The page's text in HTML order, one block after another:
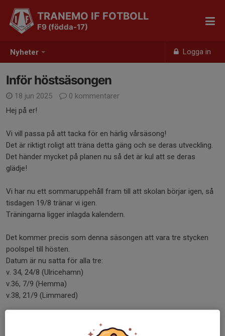
Nyheter Logga in
TRANEMO IF FOTBOLL
F9 (födda-17)
Inför höstsäsongen
18 jun 2025
0 kommentarer
Hej på er!
Vi vill passa på att tacka för en härlig vårsäsong!
Det är riktigt roligt att träna detta gäng och se deras utveckling.
Det händer mycket på planen nu så det är kul att se deras
glädje!
Vi har nu ett sommaruppehåll fram till att skolan börjar igen, så
tisdagen 19/8 tränar vi igen.
Träningarna ligger inlagda kalendern.
Det kommer precis som denna säsongen att vara tre stycken
poolspel till hösten.
Datum är nu satta för alla tre:
v. 34, 24/8 (Ulricehamn)
v.36, 7/9 (Hemma)
v.38, 21/9 (Limmared)
vecka under sommarens lek, de var väldigt kreativa med vad de